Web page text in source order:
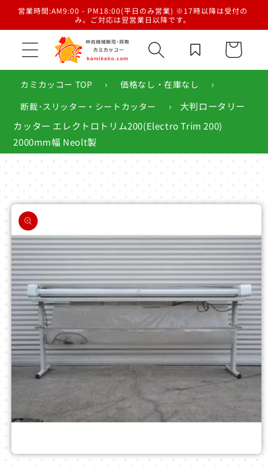
ンツに
営業時間:AM9:00 - PM18:00(平日のみ営業) ※17時以降は受付の
み。ご対応は翌営業日以降です。
カ
ー
カミカッコー TOP
› 価格なし・在庫なし ›
断裁･スリッター・シートカッター ›
大判ロータリー
カッター エレクトロトリム200(Electro Trim 200)
2000mm幅 Neolt製
商品情
報にス
キップ
モ